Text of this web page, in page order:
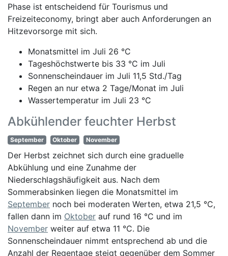
Phase ist entscheidend für Tourismus und
Freizeiteconomy, bringt aber auch Anforderungen an
Hitzevorsorge mit sich.
Monatsmittel im Juli 26 °C
Tageshöchstwerte bis 33 °C im Juli
Sonnenscheindauer im Juli 11,5 Std./Tag
Regen an nur etwa 2 Tage/Monat im Juli
Wassertemperatur im Juli 23 °C
Abkühlender feuchter Herbst
September Oktober November
Der Herbst zeichnet sich durch eine graduelle
Abkühlung und eine Zunahme der
Niederschlagshäufigkeit aus. Nach dem
Sommerabsinken liegen die Monatsmittel im
September noch bei moderaten Werten, etwa 21,5 °C,
fallen dann im Oktober auf rund 16 °C und im
November weiter auf etwa 11 °C. Die
Sonnenscheindauer nimmt entsprechend ab und die
Anzahl der Regentage steigt gegenüber dem Sommer